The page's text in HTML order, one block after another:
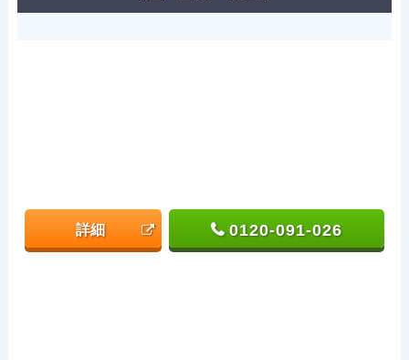
詳細 0120-091-026